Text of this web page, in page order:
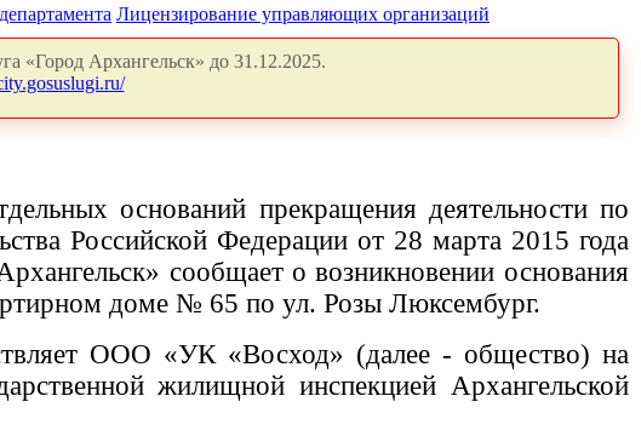
Лицензирование управляющих организаций
«Город Архангельск» до 31.12.2025.
оснований прекращения деятельности по
Российской Федерации от 28 марта 2015 года
сообщает о возникновении основания
доме № 65 по ул. Розы Люксембург.
ООО «УК «Восход» (далее - общество) на
жилищной инспекцией Архангельской